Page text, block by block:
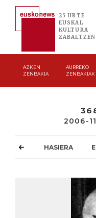
25 URTE
EUSKAL
KULTURA
ZABALTZEN
AZKEN
ZENBAKIA
AURREKO
ZENBAKIAK
2006-
HASIERA